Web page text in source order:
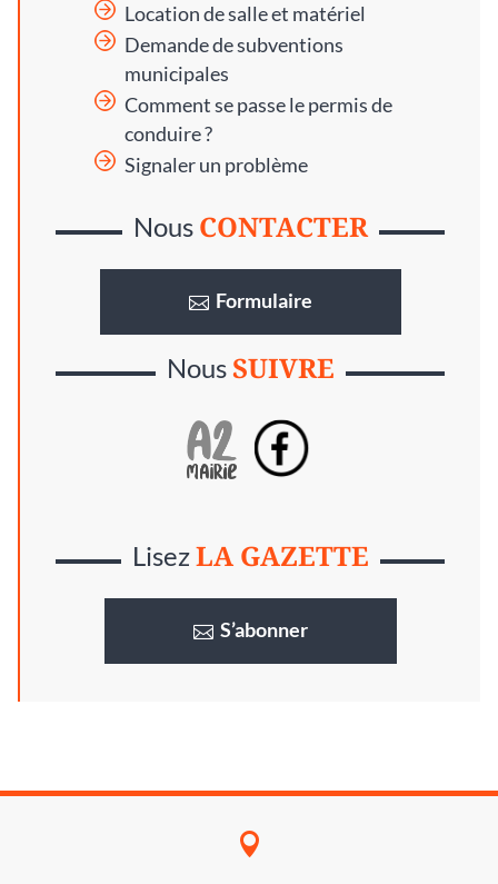
Location de salle et matériel
Demande de subventions
municipales
Comment se passe le permis de
conduire ?
Signaler un problème
Nous CONTACTER
Formulaire
NousSUIVRE
LisezLA GAZETTE
S’abonner
